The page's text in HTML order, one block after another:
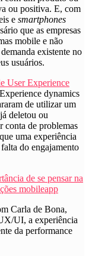
ou positiva. E, com
e smartphones
que as empresas
mobile e não
existente no
usuários.
User Experience
dynamics
de utilizar um
deletou ou
conta de problemas
uma experiência
do engajamento
Carla de Bona,
UI, a experiência
da performance